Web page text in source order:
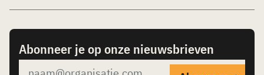
Abonneer je op onze nieuwsbrieven